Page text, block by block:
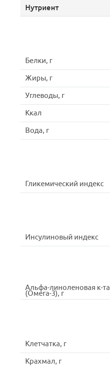
Нутриент
Белки, г
Жиры, г
Углеводы, г
Ккал
Вода, г
Гликемический индекс
Инсулиновый индекс
Альфа-линоленовая к-
(Омега-3), г
Клетчатка, г
Крахмал, г